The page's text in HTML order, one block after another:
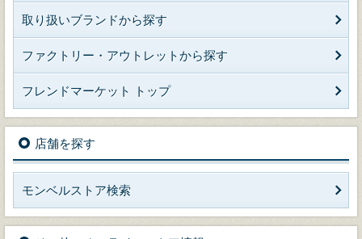
取り扱いブランドから探す
ファクトリー・アウトレットから探す
フレンドマーケット トップ
店舗を探す
モンベルストア検索